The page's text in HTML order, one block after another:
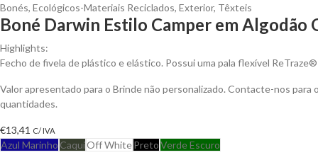
Bonés, Ecológicos-Materiais Reciclados, Exterior, Têxteis
Boné Darwin Estilo Camper em Algodão
Highlights:
Fecho de fivela de plástico e elástico. Possui uma pala flexível
Valor apresentado para o Brinde não personalizado. Contacte-nos
quantidades.
€13,41 C/ IVA
Azul Marinho CaquiOff WhitePretoVerde Escuro